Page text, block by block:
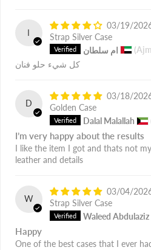
ا
03/19/
Strap Silver Case
ام سلطان
كل شيء حلو فنان
D
03/18/
Golden Case
Dalal Malallah
I’m very happy about the results
I like the item I got and thats not
leather and details
W
03/04/
Strap Silver Case
Waleed Abdulaziz
Happy
One of the best cases that I ever